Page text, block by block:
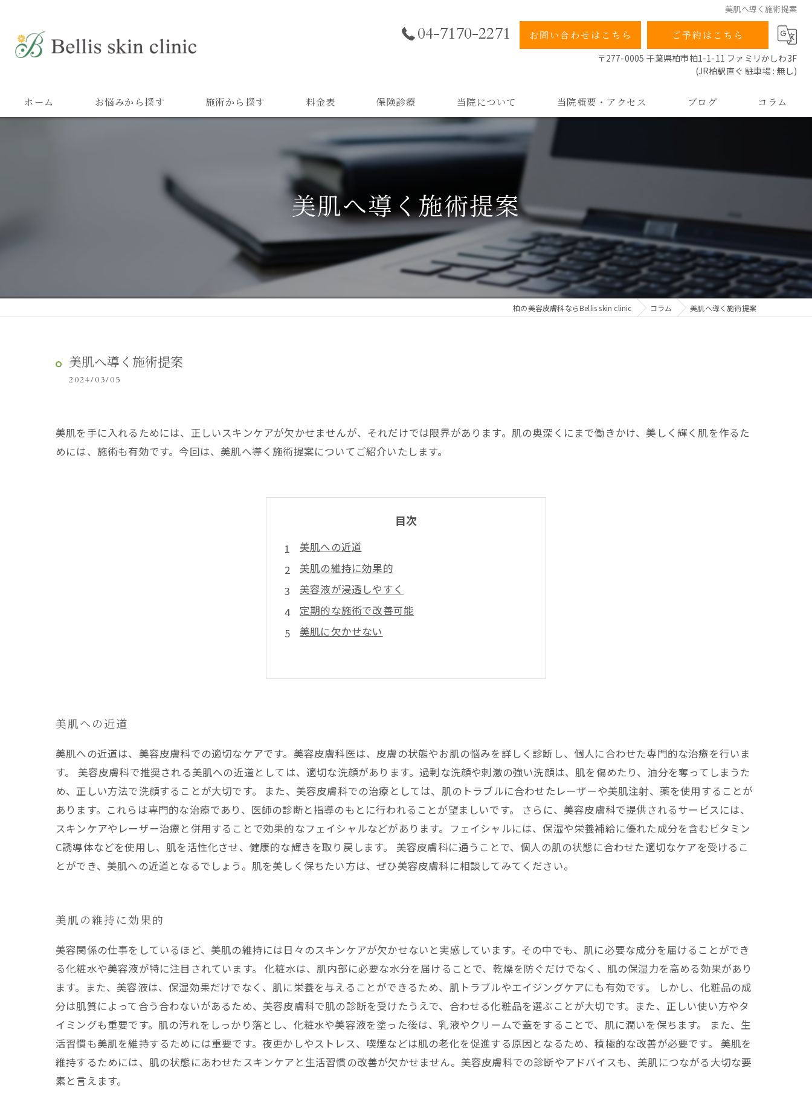
美肌へ導く施術提案
04-7170-2271 お問い合わせはこちら
ご予約はこちら
〒277-0005 千葉県柏市柏1-1-11 ファミリかしわ3F
(JR柏駅直ぐ 駐車場 : 無し)
ホーム お悩みから探す 施術から探す 料金表 保険診療 当院について
美肌
二重顎
黒ずみ
スキンケア
当院概要・アクセス ブログ コラム
美肌へ導く施術提案
柏の美容皮膚科ならBellis skin clinic コラム 美肌へ導く施術提案
美肌へ導く施術提案
2024/03/05
美肌を手に入れるためには、正しいスキンケアが欠かせませんが、それだけでは限界があります。肌の奥深くにまで働きかけ、美しく輝く肌を作るた
めには、施術も有効です。今回は、美肌へ導く施術提案についてご紹介いたします。
目次
美肌への近道
美肌の維持に効果的
美容液が浸透しやすく
定期的な施術で改善可能
美肌に欠かせない
美肌への近道
美肌への近道は、美容皮膚科での適切なケアです。美容皮膚科医は、皮膚の状態やお肌の悩みを詳しく診断し、個人に合わせた専門的な治療を行いま
す。 美容皮膚科で推奨される美肌への近道としては、適切な洗顔があります。過剰な洗顔や刺激の強い洗顔は、肌を傷めたり、油分を奪ってしまうた
め、正しい方法で洗顔することが大切です。 また、美容皮膚科での治療としては、肌のトラブルに合わせたレーザーや美肌注射、薬を使用することが
あります。これらは専門的な治療であり、医師の診断と指導のもとに行われることが望ましいです。 さらに、美容皮膚科で提供されるサービスには、
スキンケアやレーザー治療と併用することで効果的なフェイシャルなどがあります。フェイシャルには、保湿や栄養補給に優れた成分を含むビタミン
C誘導体などを使用し、肌を活性化させ、健康的な輝きを取り戻します。 美容皮膚科に通うことで、個人の肌の状態に合わせた適切なケアを受けるこ
とができ、美肌への近道となるでしょう。肌を美しく保ちたい方は、ぜひ美容皮膚科に相談してみてください。
美肌の維持に効果的
美容関係の仕事をしているほど、美肌の維持には日々のスキンケアが欠かせないと実感しています。その中でも、肌に必要な成分を届けることができ
る化粧水や美容液が特に注目されています。 化粧水は、肌内部に必要な水分を届けることで、乾燥を防ぐだけでなく、肌の保湿力を高める効果があり
ます。また、美容液は、保湿効果だけでなく、肌に栄養を与えることができるため、肌トラブルやエイジングケアにも有効です。 しかし、化粧品の成
分は肌質によって合う合わないがあるため、美容皮膚科で肌の診断を受けたうえで、合わせる化粧品を選ぶことが大切です。また、正しい使い方やタ
イミングも重要です。肌の汚れをしっかり落とし、化粧水や美容液を塗った後は、乳液やクリームで蓋をすることで、肌に潤いを保ちます。 また、生
活習慣も美肌を維持するためには重要です。夜更かしやストレス、喫煙などは肌の老化を促進する原因となるため、積極的な改善が必要です。 美肌を
維持するためには、肌の状態にあわせたスキンケアと生活習慣の改善が欠かせません。美容皮膚科での診断やアドバイスも、美肌につながる大切な要
素と言えます。